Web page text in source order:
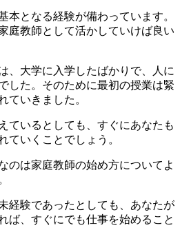
本となる経験が備わっています。
庭教師として活かしていけば良い
、大学に入学したばかりで、人に
した。そのために最初の授業は緊
ていきました。
ているとしても、すぐにあなたも
ていくことでしょう。
のは家庭教師の始め方についてよ
経験であったとしても、あなたが
ば、すぐにでも仕事を始めること